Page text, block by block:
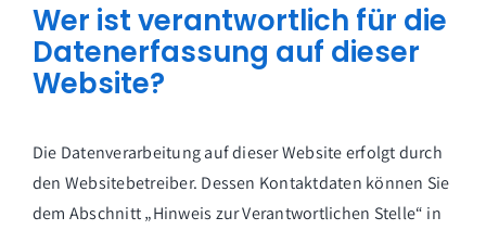
Wer ist verantwortlich für die
Datenerfassung auf dieser
Website?
Die Datenverarbeitung auf dieser Website erfolgt durch
den Websitebetreiber. Dessen Kontaktdaten können Sie
dem Abschnitt „Hinweis zur Verantwortlichen Stelle“ in